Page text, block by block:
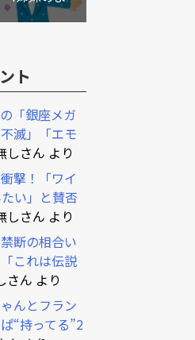
ト
「銀座メガ
滅」「エモ
しさん より
撃！「ワイ
い」と賛否
しさん より
断の相合い
これは伝説
さん より
んとフラン
“持ってる”2